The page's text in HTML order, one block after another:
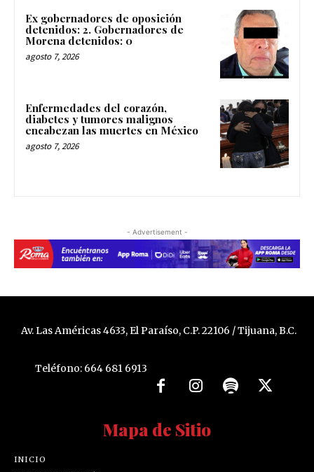
Ex gobernadores de oposición
detenidos: 2. Gobernadores de
Morena detenidos: 0
agosto 7, 2026
Enfermedades del corazón,
diabetes y tumores malignos
encabezan las muertes en México
agosto 7, 2026
- Advertisement -
Av. Las Américas 4633, El Paraíso, C.P. 22106 / Tijuana, B.C.
Teléfono: 664 681 6913
Mapa de Sitio
INICIO